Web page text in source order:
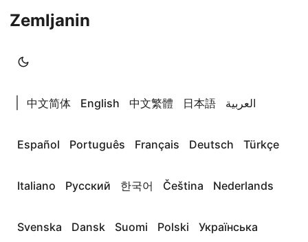
Zemljanin
中文简体 English 中文繁體 日本語 العربية
Español Português Français Deutsch Türkçe
Italiano Русский 한국어 Čeština Nederlands
Svenska Dansk Suomi Polski Українська